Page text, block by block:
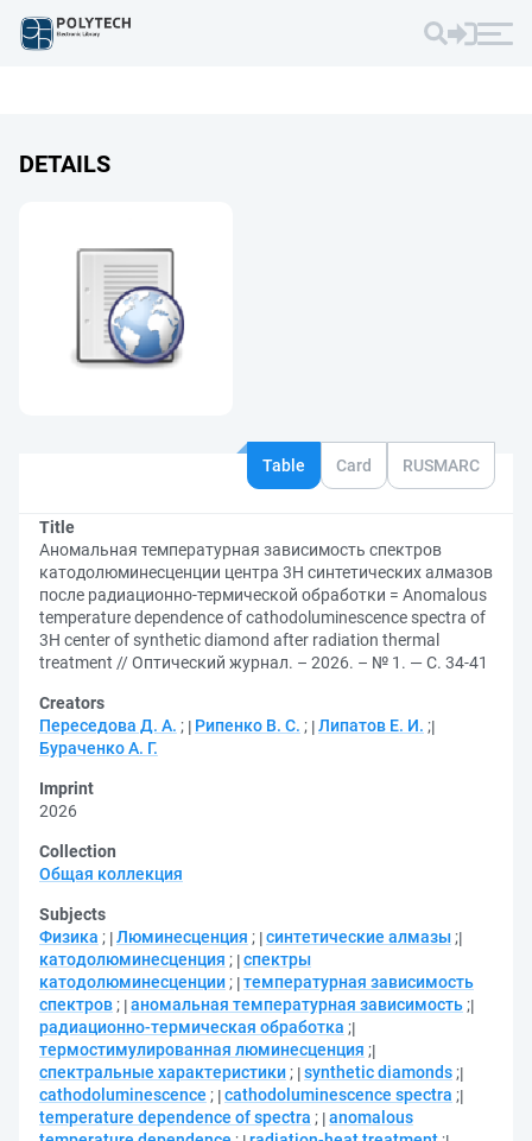
DETAILS
Table Card RUSMARC
Title
Аномальная температурная зависимость спектров
катодолюминесценции центра 3H синтетических алмазов
после радиационно-термической обработки = Anomalous
temperature dependence of cathodoluminescence spectra of
3H center of synthetic diamond after radiation thermal
treatment // Оптический журнал. – 2026. – № 1. — С. 34-41
Creators
Переседова Д. А. ; Рипенко В. С. ; Липатов Е. И. ;
Бураченко А. Г.
Imprint
2026
Collection
Общая коллекция
Subjects
Физика ; Люминесценция ; синтетические алмазы ;
катодолюминесценция ; спектры
катодолюминесценции ; температурная зависимость
спектров ; аномальная температурная зависимость ;
радиационно-термическая обработка ;
термостимулированная люминесценция ;
спектральные характеристики ; synthetic diamonds ;
cathodoluminescence ; cathodoluminescence spectra ;
temperature dependence of spectra ; anomalous